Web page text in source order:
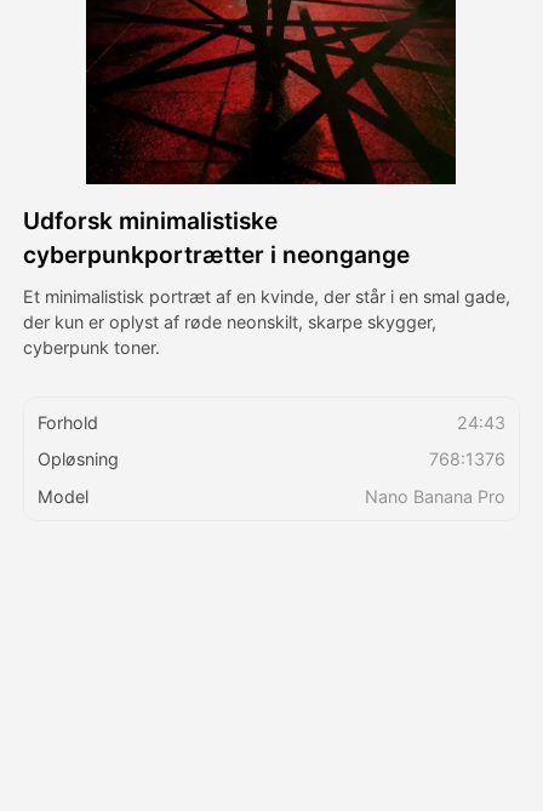
Andre værktøjer
Se alle skabeloner
Galleri
Blog
Priser
Udforsk minimalistiske
cyberpunkportrætter i neongange
Et minimalistisk portræt af en kvinde, der står i en smal gade,
der kun er oplyst af røde neonskilt, skarpe skygger,
cyberpunk toner.
Forhold
24:43
Opløsning
768:1376
Model
Nano Banana Pro